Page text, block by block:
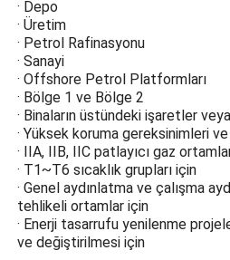
Patlama geçirmez ve anti-
statik, alüminyum alaşımlı,
korozyona, anti-statik ve
darbe direnci için
elektrostatik olarak
püskürtülmüş plastik yüzeyli
dökme kağıdı.
Ürün Uygulamaları:
· Depo
· Üretim
· Petrol Rafinasyonu
· Sanayi
· Offshore Petrol Platformları
· Bölge 1 ve Bölge 2
· Binaların üstündeki işaretler
· Yüksek koruma gereksinimleri ve